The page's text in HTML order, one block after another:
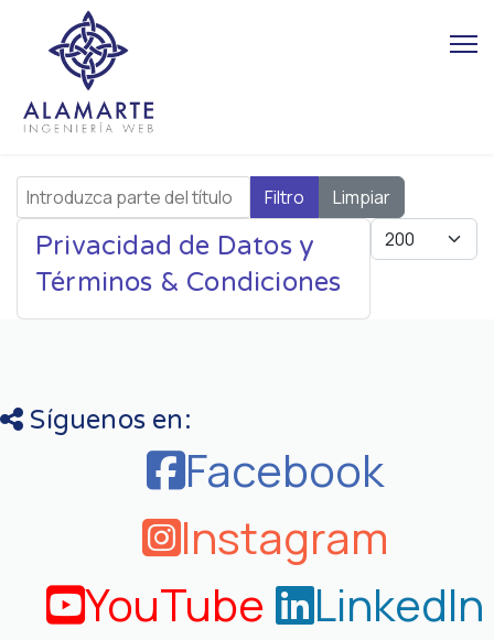
Introduzca parte del título Filtro Limpiar
Cantidad
Privacidad de Datos y
Términos & Condiciones
Síguenos en:
Facebook
Instagram
YouTube
LinkedIn